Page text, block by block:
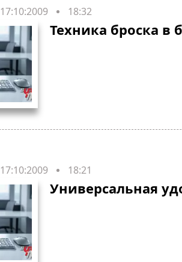
17:10:2009 18:32
Техника броска в
17:10:2009 18:21
Универсальная